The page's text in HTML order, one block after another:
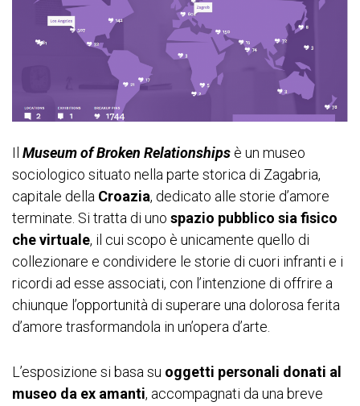
Il Museum of Broken Relationships è un museo
sociologico situato nella parte storica di Zagabria,
capitale della Croazia, dedicato alle storie d’amore
terminate. Si tratta di uno spazio pubblico sia fisico
che virtuale, il cui scopo è unicamente quello di
collezionare e condividere le storie di cuori infranti e i
ricordi ad esse associati, con l’intenzione di offrire a
chiunque l’opportunità di superare una dolorosa ferita
d’amore trasformandola in un’opera d’arte.
L’esposizione si basa su oggetti personali donati al
museo da ex amanti, accompagnati da una breve